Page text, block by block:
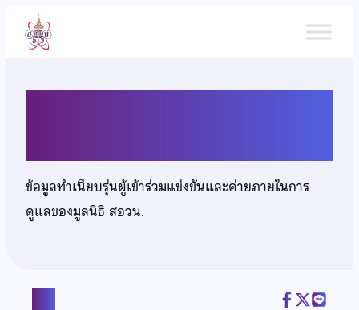
เนื้อหา
ข้อมูลทำเนียบรุ่นผู้เข้าร่วมแข่งขันและค่ายภายในการ
ดูแลของมูลนิธิ สอวน.